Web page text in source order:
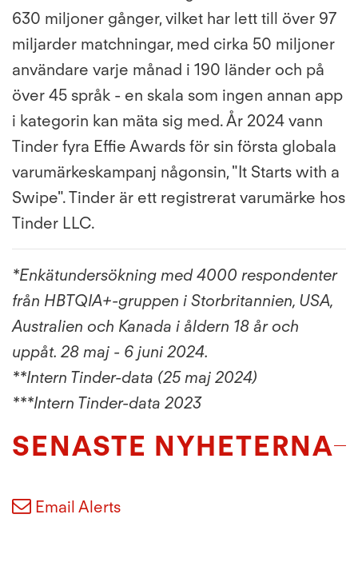
630 miljoner gånger, vilket har lett till över 97
miljarder matchningar, med cirka 50 miljoner
användare varje månad i 190 länder och på
över 45 språk - en skala som ingen annan app
i kategorin kan mäta sig med. År 2024 vann
Tinder fyra Effie Awards för sin första globala
varumärkeskampanj någonsin, "It Starts with a
Swipe". Tinder är ett registrerat varumärke hos
Tinder LLC.
*Enkätundersökning med 4000 respondenter
från HBTQIA+-gruppen i Storbritannien, USA,
Australien och Kanada i åldern 18 år och
uppåt. 28 maj - 6 juni 2024.
**Intern Tinder-data (25 maj 2024)
***Intern Tinder-data 2023
SENASTE NYHETERNA
Email Alerts